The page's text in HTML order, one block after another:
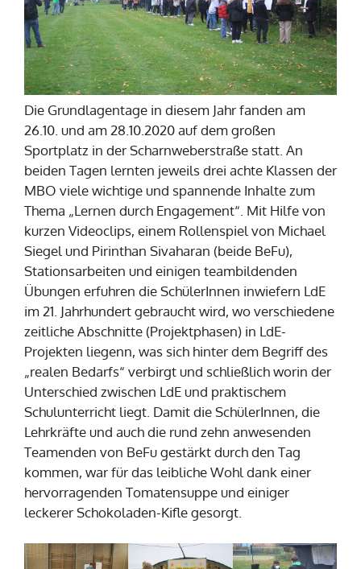
Die Grundlagentage in diesem Jahr fanden am
26.10. und am 28.10.2020 auf dem großen
Sportplatz in der Scharnweberstraße statt. An
beiden Tagen lernten jeweils drei achte Klassen der
MBO viele wichtige und spannende Inhalte zum
Thema „Lernen durch Engagement“. Mit Hilfe von
kurzen Videoclips, einem Rollenspiel von Michael
Siegel und Pirinthan Sivaharan (beide BeFu),
Stationsarbeiten und einigen teambildenden
Übungen erfuhren die SchülerInnen inwiefern LdE
im 21. Jahrhundert gebraucht wird, wo verschiedene
zeitliche Abschnitte (Projektphasen) in LdE-
Projekten liegenn, was sich hinter dem Begriff des
„realen Bedarfs“ verbirgt und schließlich worin der
Unterschied zwischen LdE und praktischem
Schulunterricht liegt. Damit die SchülerInnen, die
Lehrkräfte und auch die rund zehn anwesenden
Teamenden von BeFu gestärkt durch den Tag
kommen, war für das leibliche Wohl dank einer
hervorragenden Tomatensuppe und einiger
leckerer Schokoladen-Kifle gesorgt.